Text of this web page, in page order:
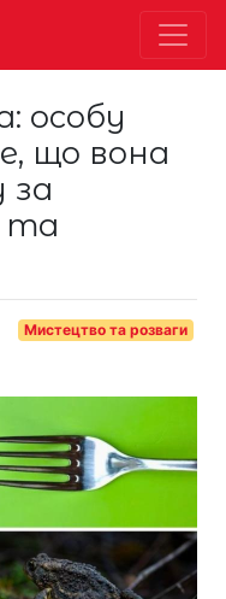
особу
що вона
за
та
Мистецтво та розваги